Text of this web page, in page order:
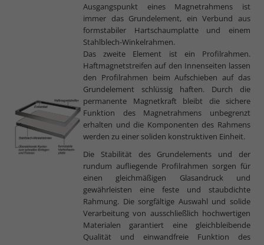
Ausgangspunkt eines Magnetrahmens ist
immer das Grundelement, ein Verbund aus
formstabiler Hartschaumplatte und einem
Stahlblech-Winkelrahmen.
Das zweite Element ist ein Profilrahmen.
Haftmagnetstreifen auf den Innenseiten lassen
den Profilrahmen beim Aufschieben auf das
Grundelement schlüssig haften. Durch die
permanente Magnetkraft bleibt die sichere
Funktion des Magnetrahmens unbegrenzt
erhalten und die Komponenten des Rahmens
werden zu einer soliden konstruktiven Einheit.
Die Stabilität des Grundelements und der
rundum aufliegende Profilrahmen sorgen für
einen gleichmäßigen Glasandruck und
gewährleisten eine feste und staubdichte
Rahmung. Die sorgfältige Auswahl und solide
Verarbeitung von ausschließlich hochwertigen
Materialen garantiert eine gleichbleibende
Qualität und einwandfreie Funktion des